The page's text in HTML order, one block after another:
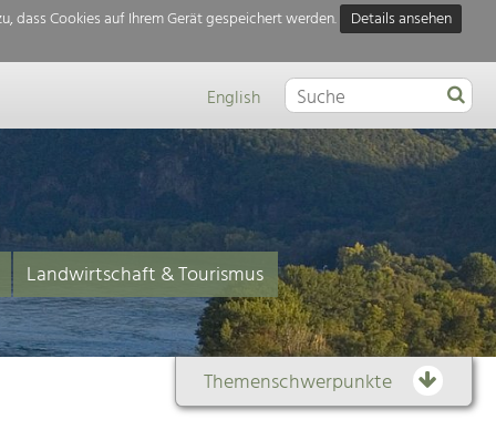
dass Cookies auf Ihrem Gerät gespeichert werden.
Details ansehen
English
Landwirtschaft & Tourismus
Themenschwerpunkte